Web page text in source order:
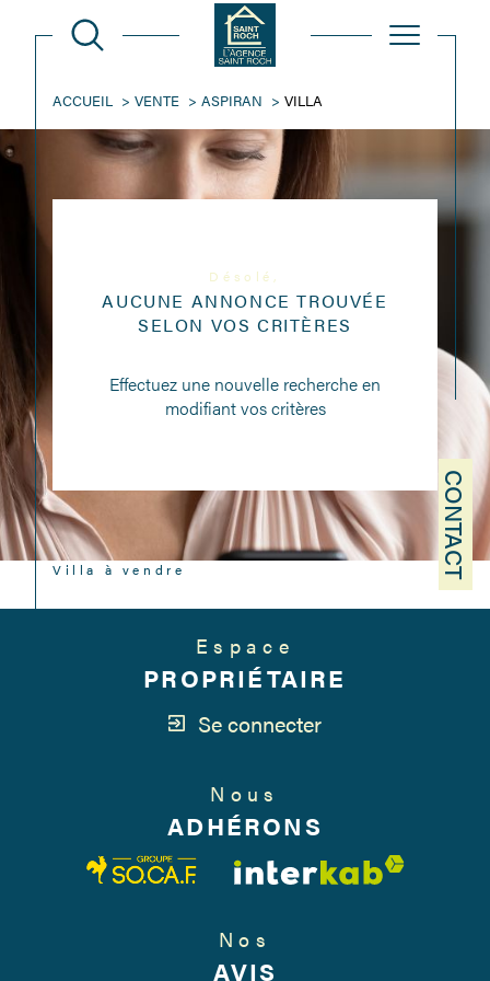
CONTACT
ACCUEIL VENTE ASPIRAN VILLA
Désolé,
AUCUNE ANNONCE TROUVÉE
SELON VOS CRITÈRES
Effectuez une nouvelle recherche en
modifiant vos critères
Villa à vendre
Espace
PROPRIÉTAIRE
Se connecter
Nous
ADHÉRONS
Nos
AVIS